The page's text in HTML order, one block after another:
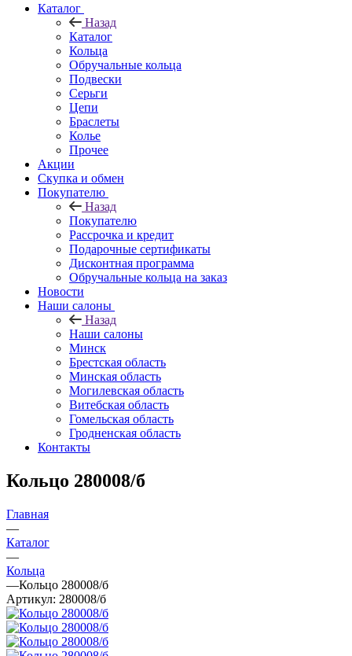
Каталог
Назад
Каталог
Кольца
Обручальные кольца
Подвески
Серьги
Цепи
Браслеты
Колье
Прочее
Акции
Скупка и обмен
Покупателю
Назад
Покупателю
Рассрочка и кредит
Подарочные сертификаты
Дисконтная программа
Обручальные кольца на заказ
Новости
Наши салоны
Назад
Наши салоны
Минск
Брестская область
Минская область
Могилевская область
Витебская область
Гомельская область
Гродненская область
Контакты
Кольцо 280008/б
Главная
—
Каталог
—
Кольца
—Кольцо 280008/б
Артикул: 280008/б